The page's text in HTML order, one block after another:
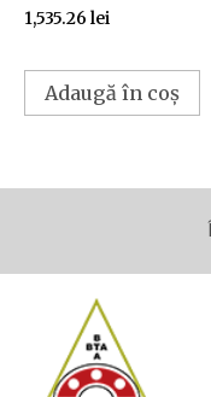
1,535.26 lei
Adaugă în coș